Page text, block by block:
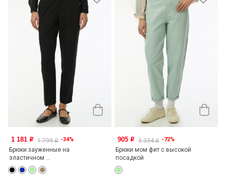
1 181 o 1 799o -34%
Брюки зауженные на
эластичном ...
905 o 3 334o -72%
Брюки мом фит c высокой
посадкой